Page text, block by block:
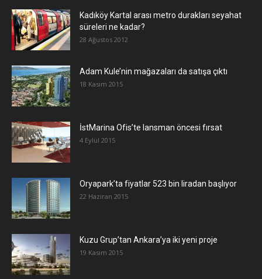
Kadıköy Kartal arası metro durakları seyahat
süreleri ne kadar?
28 Ağustos 2012
Adam Kule’nin mağazaları da satışa çıktı
18 Kasım 2015
İstMarina Ofis’te lansman öncesi fırsat
4 Eylül 2015
Oryapark’ta fiyatlar 523 bin liradan başlıyor
22 Haziran 2015
​Kuzu Grup’tan Ankara’ya iki yeni proje
19 Kasım 2015